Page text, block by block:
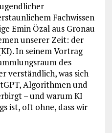
Fachwissen
Emin Özal aus Gronau
unserer Zeit: der
In seinem Vortrag
des
verständlich, was sich
Algorithmen und
– und warum KI
ist, oft ohne, dass wir